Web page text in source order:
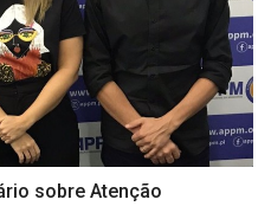
sobre Atenção